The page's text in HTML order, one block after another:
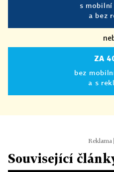
s
a bez
ZA
bez
a s
|
Související